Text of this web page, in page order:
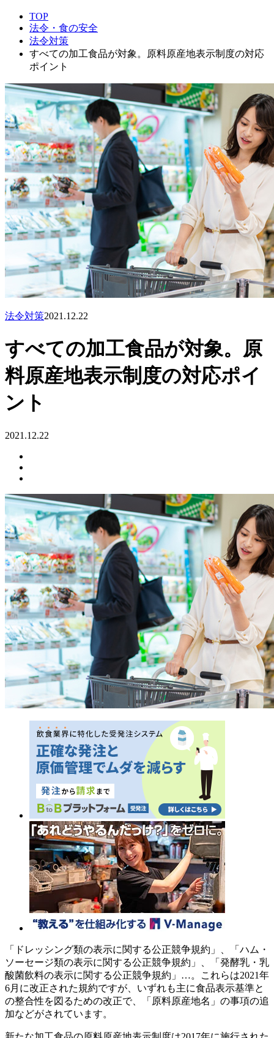
TOP
法令・食の安全
法令対策
すべての加工食品が対象。原料原産地表示制度の対応
ポイント
法令対策2021.12.22
すべての加工食品が対象。原
料原産地表示制度の対応ポイ
ント
2021.12.22
「ドレッシング類の表示に関する公正競争規約」、「ハム・
ソーセージ類の表示に関する公正競争規約」、「発酵乳・乳
酸菌飲料の表示に関する公正競争規約」…。これらは2021年
6月に改正された規約ですが、いずれも主に食品表示基準と
の整合性を図るための改正で、「原料原産地名」の事項の追
加などがされています。